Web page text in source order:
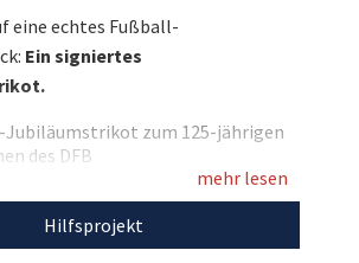
auf dieses besondere
und unterstützen Sie
„ora Kinderhilfe“. Jetzt
etwas Gutes tun
Auktionenfür den guten
eine echtes Fußball-
Ein signiertes
Jubiläumstrikot zum 125-jährigen
des DFB
Design angelehnt an das Trikot von
originalen
unter anderem von
mehr lesen
Hilfsprojekt